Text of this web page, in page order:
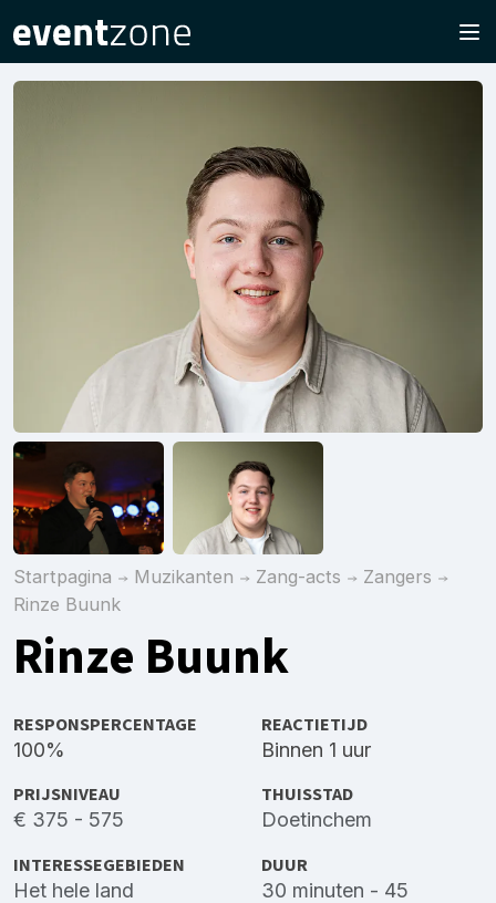
Startpagina Muzikanten Zang-acts
Zangers
Rinze Buunk
Rinze Buunk
RESPONSPERCENTAGE
100%
REACTIETIJD
Binnen 1 uur
PRIJSNIVEAU
€ 375 - 575
THUISSTAD
Doetinchem
INTERESSEGEBIEDEN
Het hele land
DUUR
30 minuten - 45